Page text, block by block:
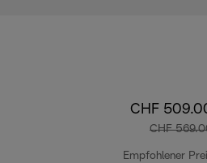
CHF
CHF
Empfohlener